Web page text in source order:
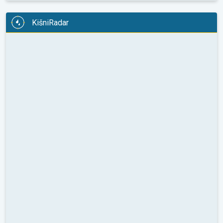
KišniRadar